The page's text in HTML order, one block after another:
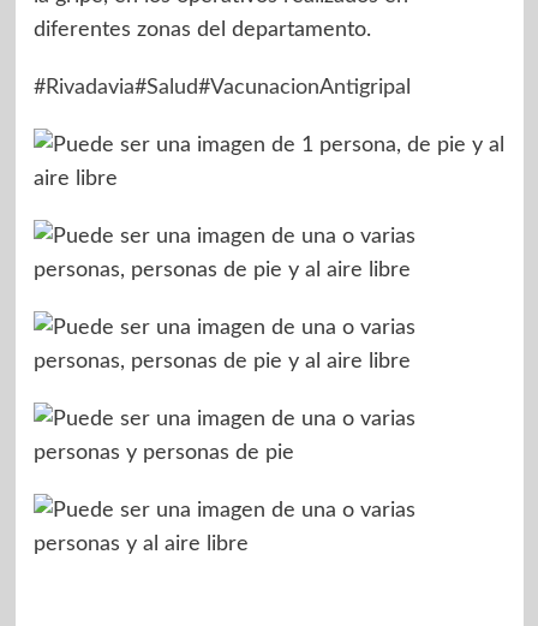
diferentes zonas del departamento.
#Rivadavia#Salud#VacunacionAntigripal